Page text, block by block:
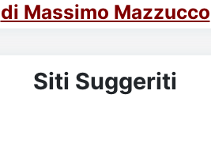
di Massimo Mazzucco
Siti Suggeriti